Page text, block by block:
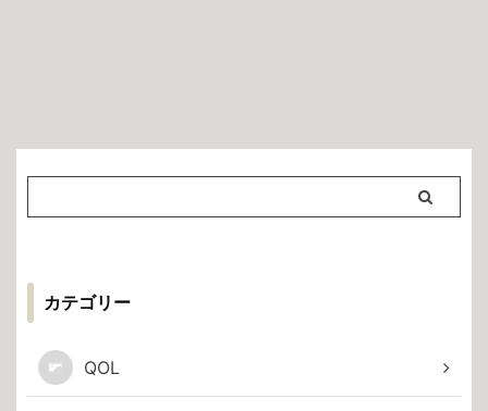
カテゴリー
QOL